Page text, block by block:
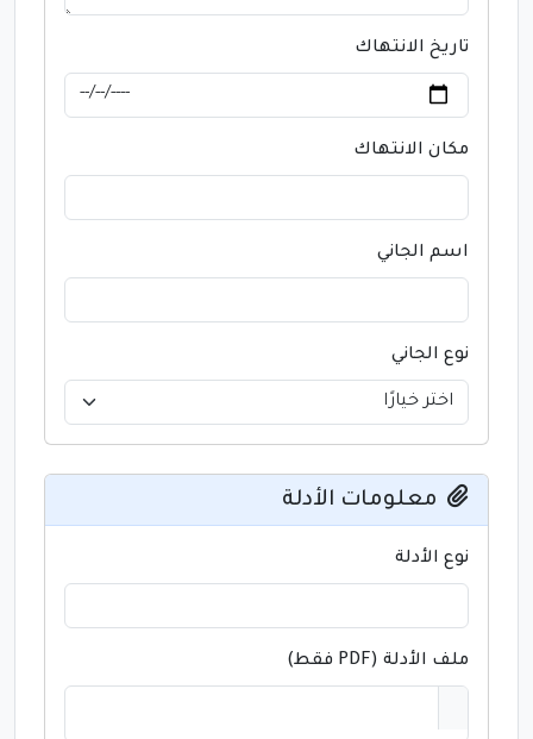
تاريخ الانتهاك
مكان الانتهاك
اسم الجاني
نوع الجاني
معلومات الأدلة
نوع الأدلة
ملف الأدلة (PDF فقط)